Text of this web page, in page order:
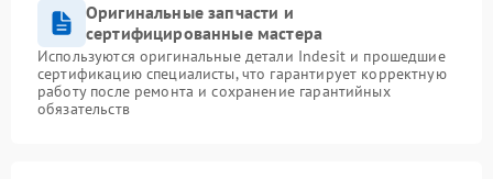
Оригинальные запчасти и
сертифицированные мастера
Используются оригинальные детали Indesit и прошедшие
сертификацию специалисты, что гарантирует корректную
работу после ремонта и сохранение гарантийных
обязательств